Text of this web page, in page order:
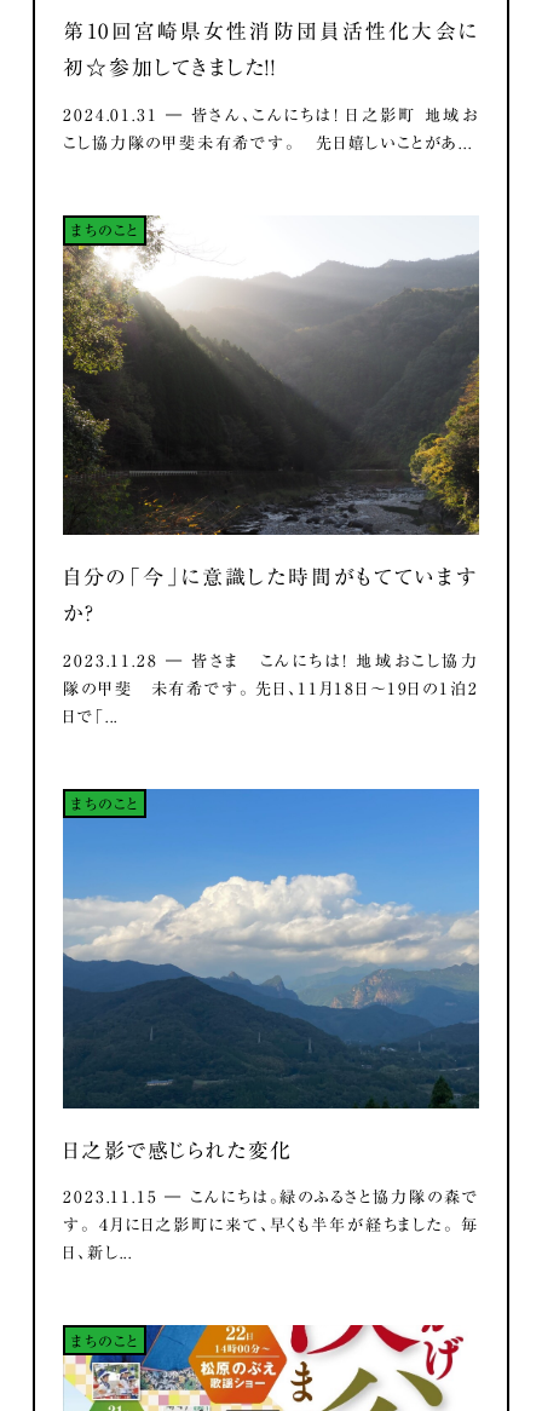
第10回宮崎県女性消防団員活性化大会に
初☆参加してきました！！
2024.01.31 ― 皆さん、こんにちは！ 日之影町 地域お
こし協力隊の甲斐未有希です。 先日嬉しいことがあ...
まちのこと
自分の「今」に意識した時間がもてています
か？
2023.11.28 ― 皆さま こんにちは！ 地域おこし協力
隊の甲斐 未有希です。 先日、11月18日～19日の1泊2
日で「...
まちのこと
日之影で感じられた変化
2023.11.15 ― こんにちは。緑のふるさと協力隊の森で
す。 ４月に日之影町に来て、早くも半年が経ちました。 毎
日、新し...
まちのこと